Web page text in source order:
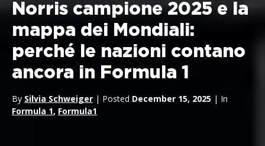
Norris campione 2025 e la
mappa dei Mondiali:
perché le nazioni contano
ancora in Formula 1
By Silvia Schweiger | Posted December 15, 2025 | In
Formula 1, Formula1